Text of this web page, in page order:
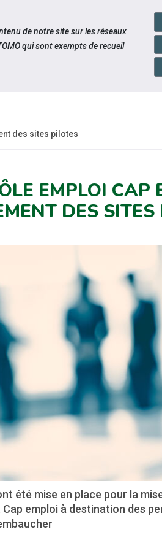
Sites du
des sites pilotes
EMPLOI CAP
DES SITES
été mise en place pour la
emploi à destination des
de notre site sur les réseaux
qui sont exempts de recueil